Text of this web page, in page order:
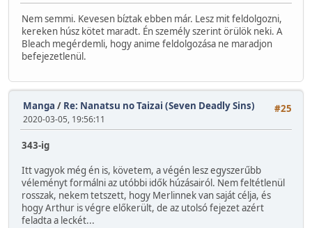
Nem semmi. Kevesen bíztak ebben már. Lesz mit feldolgozni,
kereken húsz kötet maradt. Én személy szerint örülök neki. A
Bleach megérdemli, hogy anime feldolgozása ne maradjon
befejezetlenül.
#25
Manga / Re: Nanatsu no Taizai (Seven Deadly Sins)
2020-03-05, 19:56:11
343-ig
Itt vagyok még én is, követem, a végén lesz egyszerűbb
véleményt formálni az utóbbi idők húzásairól. Nem feltétlenül
rosszak, nekem tetszett, hogy Merlinnek van saját célja, és
hogy Arthur is végre előkerült, de az utolsó fejezet azért
feladta a leckét...